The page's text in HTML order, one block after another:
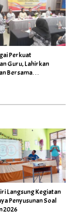
Perkuat
Guru, Lahirkan
Bersama
Langsung Kegiatan
Penyusunan Soal
2026